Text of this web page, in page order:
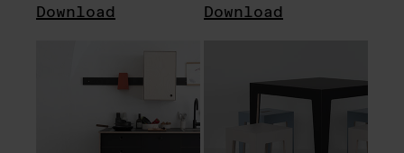
Download Download